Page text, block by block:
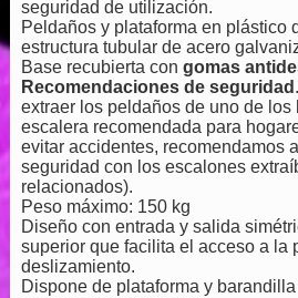
seguridad de utilización.
Peldaños y plataforma en plástico
estructura tubular de acero
Base recubierta con gomas
Recomendaciones de seguridad
extraer los peldaños de uno de
escalera recomendada para
evitar accidentes, recomendamos
seguridad con los escalones
relacionados).
Peso máximo: 150 kg
Diseño con entrada y salida
superior que facilita el acceso a la
deslizamiento.
Dispone de plataforma y